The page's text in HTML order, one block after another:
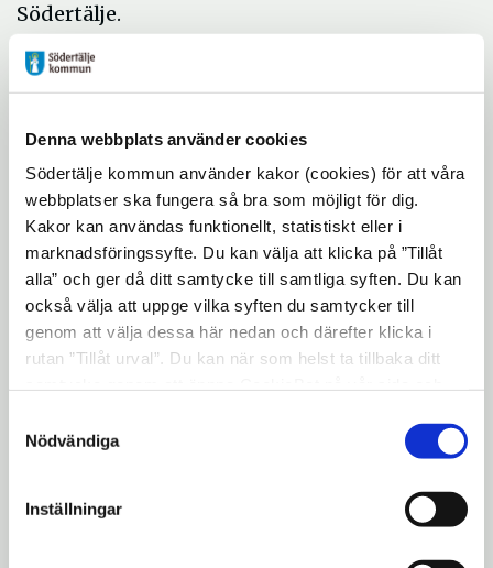
Denna webbplats använder cookies
Södertälje kommun använder kakor (cookies) för att våra
webbplatser ska fungera så bra som möjligt för dig.
Kakor kan användas funktionellt, statistiskt eller i
marknadsföringssyfte. Du kan välja att klicka på ”Tillåt
alla” och ger då ditt samtycke till samtliga syften. Du kan
också välja att uppge vilka syften du samtycker till
genom att välja dessa här nedan och därefter klicka i
rutan ”Tillåt urval”. Du kan när som helst ta tillbaka ditt
"Visa detaljer" kan du läsa om hur kakorna används och
hur vi och våra leverantörer inhämtar och behandlar
Nödvändiga
Inställningar
Södertälje.
Stadsbyggnadsbenchen består av nio
kommuner i Stockholmsregionen –
Upplands Väsby, Huddinge, Sollentuna och
Stockholm. Tanken är att kommunerna,
genom att dela med sig av sina erfarenheter,
ska bli bättre och effektivare i sina
kontakter med byggherrar i sina
stadsbyggnadsprojekt.
– Det är mycket värdefullt att delta i
kommuner, och i dialog med branschen,
utveckla stadsbyggnadsprocessen. Det är
ett viktigt led, bland annat för att skapa nya